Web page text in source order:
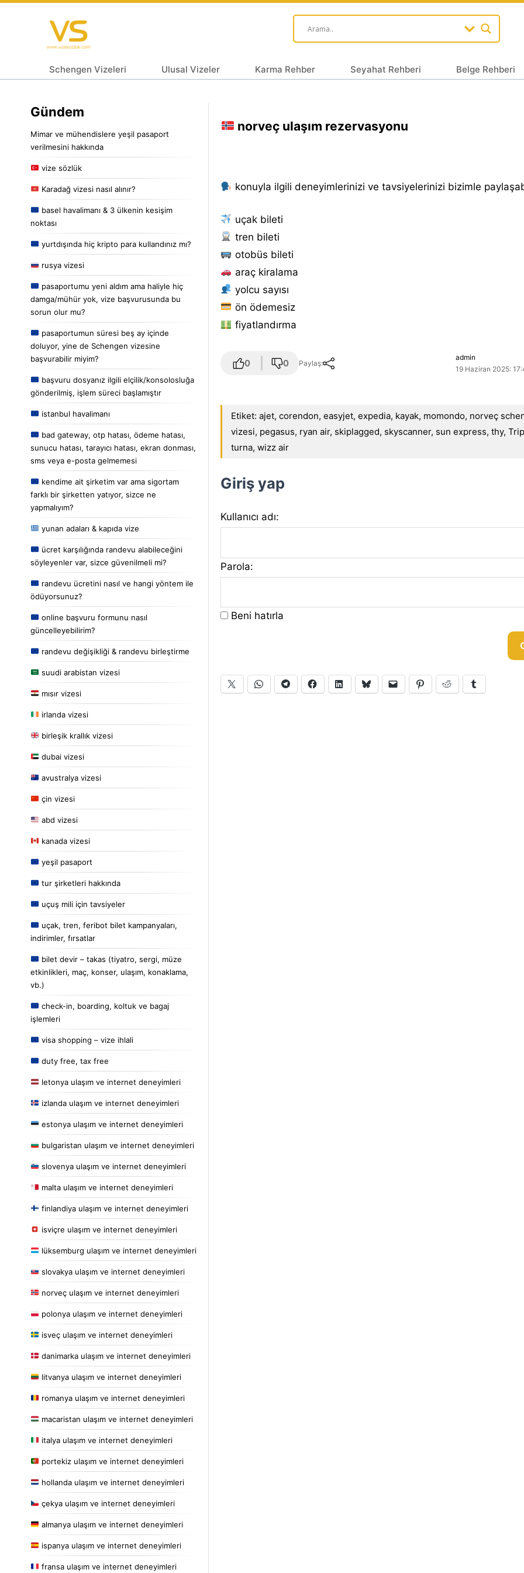
Schengen Vizeleri Ulusal Vizeler Karma Rehber Seyahat Rehberi Belge Rehberi
Gündem
Mimar ve mühendislere yeşil pasaport
verilmesini hakkında
vize sözlük
Karadağ vizesi nasıl alınır?
basel havalimanı & 3 ülkenin kesişim
noktası
yurtdışında hiç kripto para kullandınız mı?
rusya vizesi
pasaportumu yeni aldım ama haliyle hiç
damga/mühür yok, vize başvurusunda bu
sorun olur mu?
pasaportumun süresi beş ay içinde
doluyor, yine de Schengen vizesine
başvurabilir miyim?
başvuru dosyanız ilgili elçilik/konsolosluğa
gönderilmiş, işlem süreci başlamıştır
istanbul havalimanı
bad gateway, otp hatası, ödeme hatası,
sunucu hatası, tarayıcı hatası, ekran donması,
sms veya e-posta gelmemesi
kendime ait şirketim var ama sigortam
farklı bir şirketten yatıyor, sizce ne
yapmalıyım?
yunan adaları & kapıda vize
ücret karşılığında randevu alabileceğini
söyleyenler var, sizce güvenilmeli mi?
randevu ücretini nasıl ve hangi yöntem ile
ödüyorsunuz?
online başvuru formunu nasıl
güncelleyebilirim?
randevu değişikliği & randevu birleştirme
suudi arabistan vizesi
mısır vizesi
irlanda vizesi
birleşik krallık vizesi
dubai vizesi
avustralya vizesi
çin vizesi
abd vizesi
kanada vizesi
yeşil pasaport
tur şirketleri hakkında
uçuş mili için tavsiyeler
uçak, tren, feribot bilet kampanyaları,
indirimler, fırsatlar
bilet devir – takas (tiyatro, sergi, müze
etkinlikleri, maç, konser, ulaşım, konaklama,
vb.)
check-in, boarding, koltuk ve bagaj
işlemleri
visa shopping – vize ihlali
duty free, tax free
letonya ulaşım ve internet deneyimleri
izlanda ulaşım ve internet deneyimleri
estonya ulaşım ve internet deneyimleri
bulgaristan ulaşım ve internet deneyimleri
slovenya ulaşım ve internet deneyimleri
malta ulaşım ve internet deneyimleri
finlandiya ulaşım ve internet deneyimleri
isviçre ulaşım ve internet deneyimleri
lüksemburg ulaşım ve internet deneyimleri
slovakya ulaşım ve internet deneyimleri
norveç ulaşım ve internet deneyimleri
polonya ulaşım ve internet deneyimleri
isveç ulaşım ve internet deneyimleri
danimarka ulaşım ve internet deneyimleri
litvanya ulaşım ve internet deneyimleri
romanya ulaşım ve internet deneyimleri
macaristan ulaşım ve internet deneyimleri
italya ulaşım ve internet deneyimleri
portekiz ulaşım ve internet deneyimleri
hollanda ulaşım ve internet deneyimleri
çekya ulaşım ve internet deneyimleri
almanya ulaşım ve internet deneyimleri
ispanya ulaşım ve internet deneyimleri
fransa ulaşım ve internet deneyimleri
norveç ulaşım rezervasyonu
konuyla ilgili deneyimlerinizi ve tavsiyelerinizi bizimle
uçak bileti
tren bileti
otobüs bileti
araç kiralama
yolcu sayısı
ön ödemesiz
fiyatlandırma
0 0 Paylaş:
admin
19 Haziran 2025:
Etiket:ajet,corendon,easyjet,expedia, kayak, momondo, norveç
vizesi, pegasus, ryan air, skiplagged, skyscanner, sun express,thy,
turna,wizz air
Giriş yap
Kullanıcı adı:
Parola:
Beni hatırla